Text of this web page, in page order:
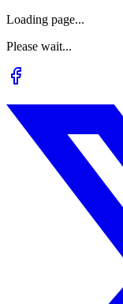
Loading page...
Please wait...